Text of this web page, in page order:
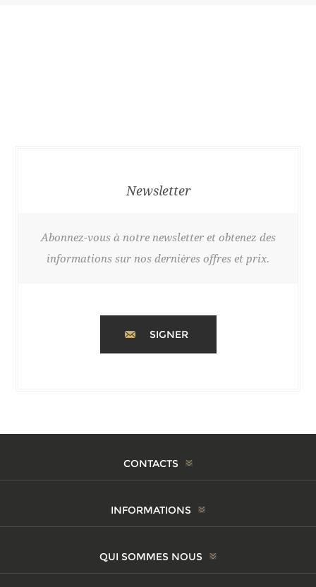
Newsletter
Abonnez-vous à notre newsletter et obtenez des
informations sur nos dernières offres et prix.
SIGNER
CONTACTS
INFORMATIONS
QUI SOMMES NOUS